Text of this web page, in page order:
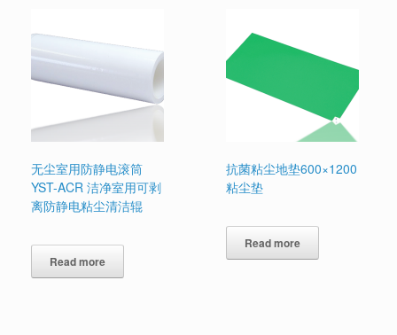
无尘室用防静电滚筒
YST-ACR 洁净室用可剥
离防静电粘尘清洁辊
Read more
抗菌粘尘地垫600×1200
粘尘垫
Read more